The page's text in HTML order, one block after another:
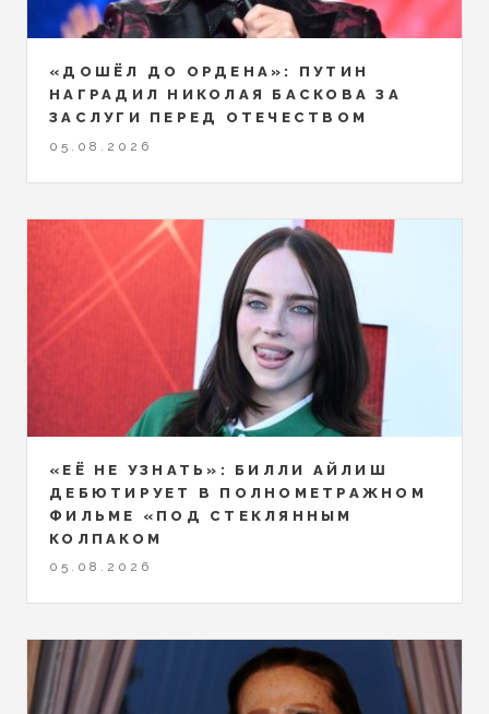
«ДОШЁЛ ДО ОРДЕНА»: ПУТИН
НАГРАДИЛ НИКОЛАЯ БАСКОВА ЗА
ЗАСЛУГИ ПЕРЕД ОТЕЧЕСТВОМ
05.08.2026
«ЕЁ НЕ УЗНАТЬ»: БИЛЛИ АЙЛИШ
ДЕБЮТИРУЕТ В ПОЛНОМЕТРАЖНОМ
ФИЛЬМЕ «ПОД СТЕКЛЯННЫМ
КОЛПАКОМ
05.08.2026